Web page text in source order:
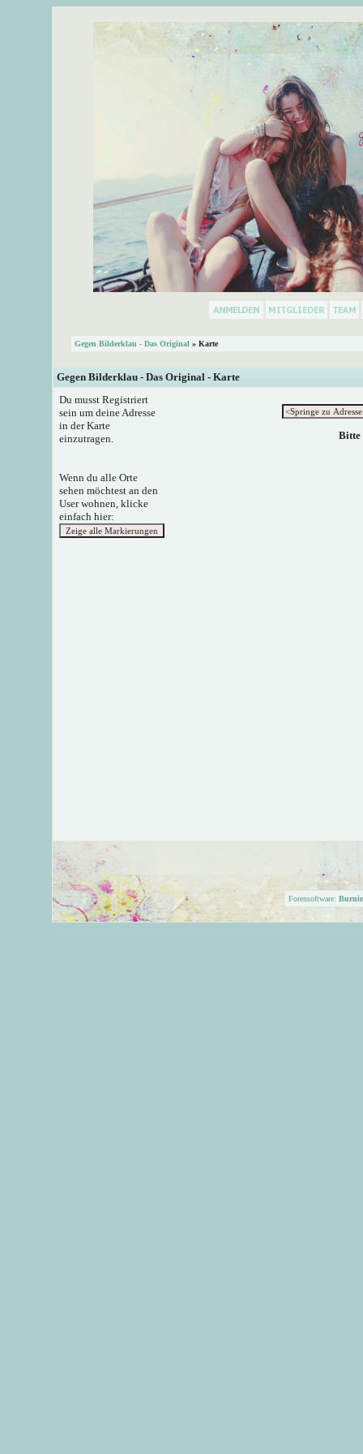
Gegen Bilderklau - Das Original » Karte
Gegen Bilderklau - Das Original - Karte
Du musst Registriert
sein um deine Adresse
in der Karte
einzutragen.
Wenn du alle Orte
sehen möchtest an den
User wohnen, klicke
einfach hier:
Bitte
Forensoftware: